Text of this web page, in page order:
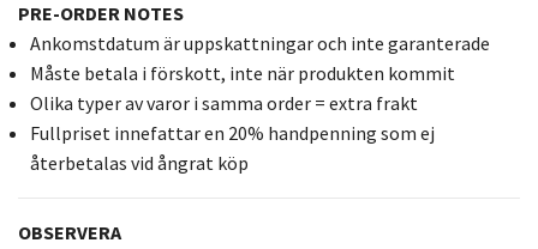
PRE-ORDER NOTES
Ankomstdatum är uppskattningar och inte garanterade
Måste betala i förskott, inte när produkten kommit
Olika typer av varor i samma order = extra frakt
Fullpriset innefattar en 20% handpenning som ej
återbetalas vid ångrat köp
OBSERVERA